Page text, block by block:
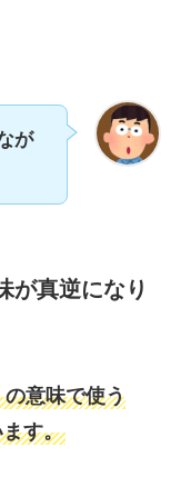
が
が真逆になり
意味で使う
す。